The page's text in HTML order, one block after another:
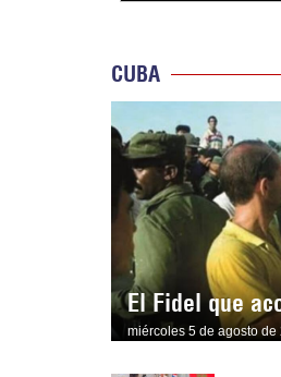
CUBA
El Fidel que
miércoles 5 de agosto